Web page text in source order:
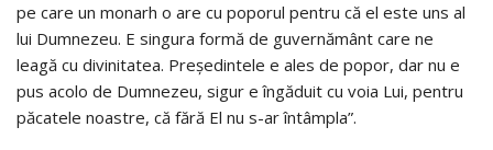
pe care un monarh o are cu poporul pentru că el este uns al
lui Dumnezeu. E singura formă de guvernământ care ne
leagă cu divinitatea. Președintele e ales de popor, dar nu e
pus acolo de Dumnezeu, sigur e îngăduit cu voia Lui, pentru
păcatele noastre, că fără El nu s-ar întâmpla”.